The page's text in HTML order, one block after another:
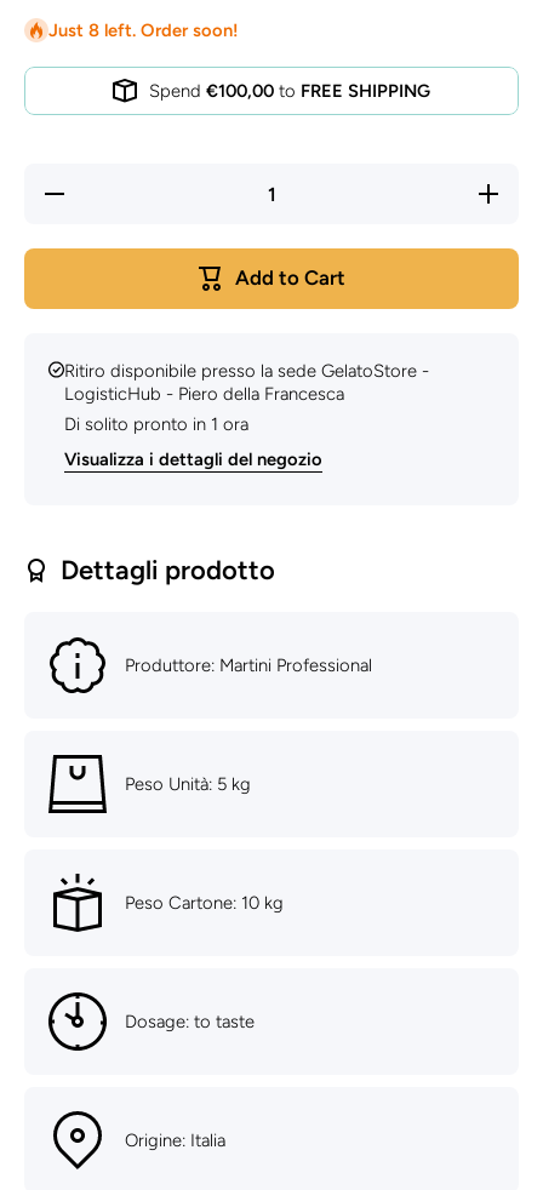
Just 8 left. Order soon!
Spend €100,00 to FREE SHIPPING
Decrease
quantity
5KG -
Add to Cart
Ritiro disponibile presso la sedeGelatoStore -
LogisticHub - Piero della Francesca
Di solito pronto in 1 ora
Visualizza i dettagli del negozio
Dettagli prodotto
Produttore: Martini Professional
Peso Unità: 5 kg
Peso Cartone: 10 kg
Dosage: to taste
Origine: Italia